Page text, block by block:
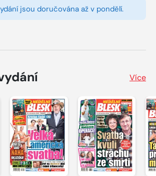
jsou doručována až v pondělí.
Více